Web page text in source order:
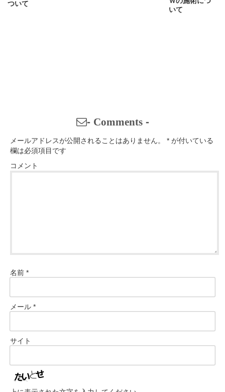
ついて
いて
- Comments-
メールアドレスが公開されることはありません。 * が付いている
欄は必須項目です
コメント
名前 *
メール *
サイト